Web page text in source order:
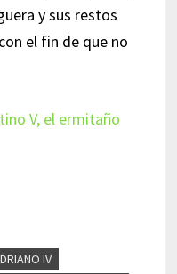
y sus restos
el fin de que no
V, el ermitaño
IV